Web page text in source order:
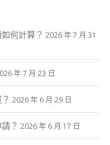
何計算？ 2026 年 7 月 31
年 7 月 23 日
2026 年 6 月 29 日
？ 2026 年 6 月 17 日